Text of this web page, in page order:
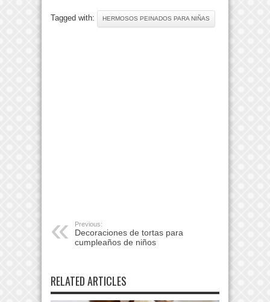
Tagged with: HERMOSOS PEINADOS PARA NIÑAS
Previous:
Decoraciones de tortas para
cumpleaños de niños
RELATED ARTICLES